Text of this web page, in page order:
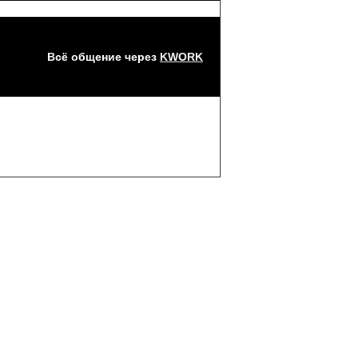
Всё общение через KWORK